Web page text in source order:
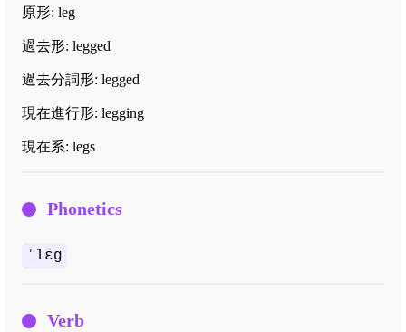
原形: leg
過去形: legged
過去分詞形: legged
現在進行形: legging
現在系: legs
Phonetics
ˈlɛɡ
Verb